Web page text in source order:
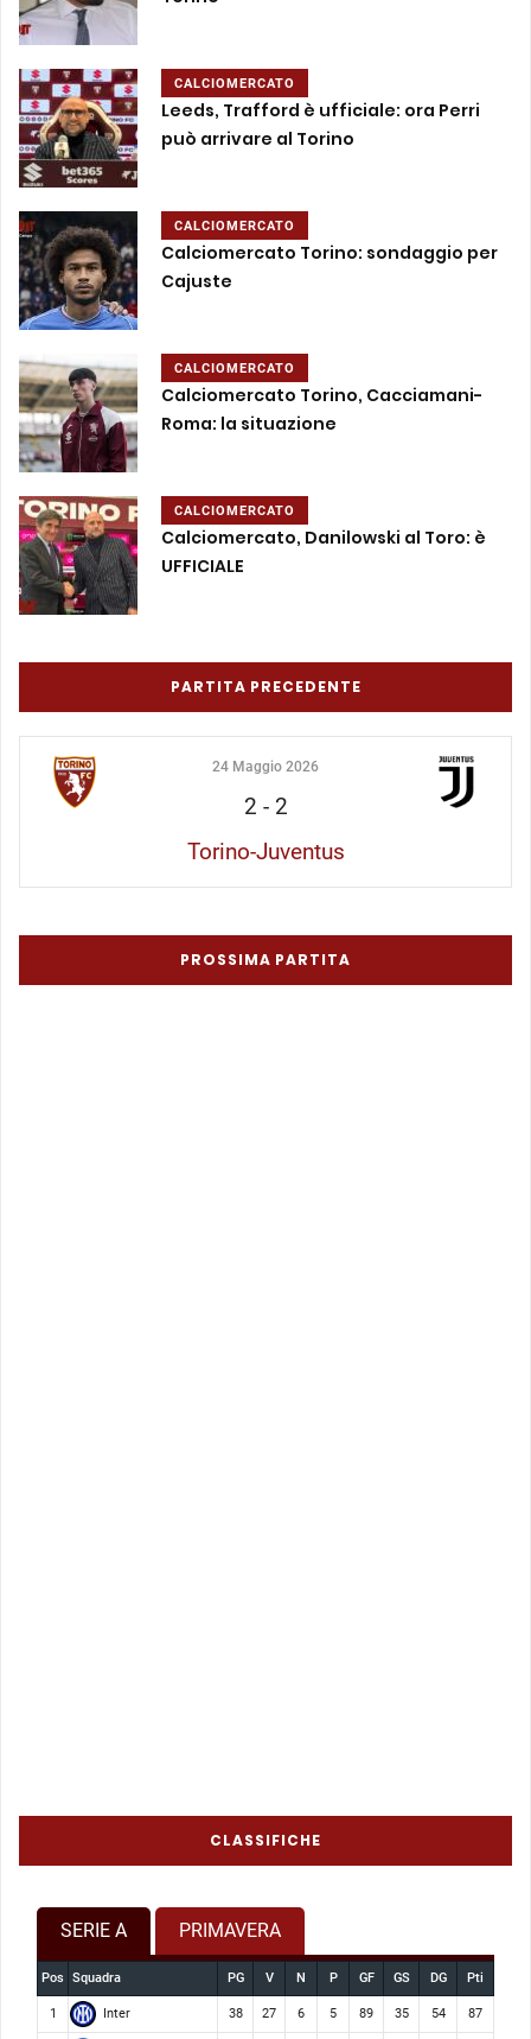
CALCIOMERCATO
Leeds, Trafford è ufficiale: ora Perri
può arrivare al Torino
CALCIOMERCATO
Calciomercato Torino: sondaggio per
Cajuste
CALCIOMERCATO
Calciomercato Torino, Cacciamani-
Roma: la situazione
CALCIOMERCATO
Calciomercato, Danilowski al Toro: è
UFFICIALE
PARTITA PRECEDENTE
24 Maggio 2026
2 - 2
Torino-Juventus
PROSSIMA PARTITA
CLASSIFICHE
SERIE A PRIMAVERA
Pos Squadra PG V N P GF GS DG Pti
1 Inter 38 27 6 5 89 35 54 87